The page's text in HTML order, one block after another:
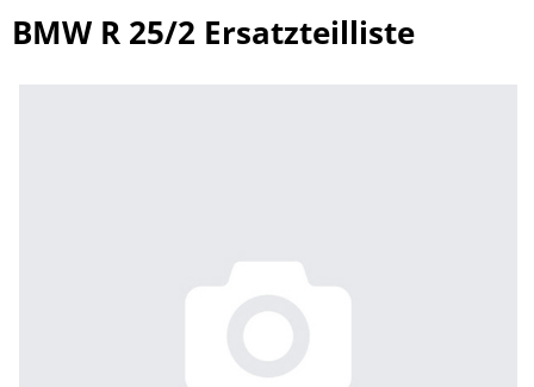
BMW R 25/2 Ersatzteilliste